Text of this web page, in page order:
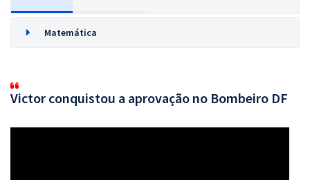
Matemática
Victor conquistou a aprovação no Bombeiro DF